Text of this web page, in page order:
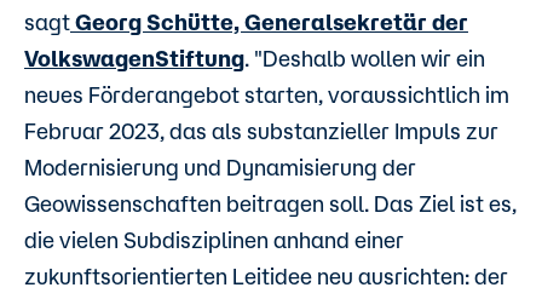
sagt Georg Schütte, Generalsekretär der
VolkswagenStiftung. "Deshalb wollen wir ein
neues Förderangebot starten, voraussichtlich im
Februar 2023, das als substanzieller Impuls zur
Modernisierung und Dynamisierung der
Geowissenschaften beitragen soll. Das Ziel ist es,
die vielen Subdisziplinen anhand einer
zukunftsorientierten Leitidee neu ausrichten: der